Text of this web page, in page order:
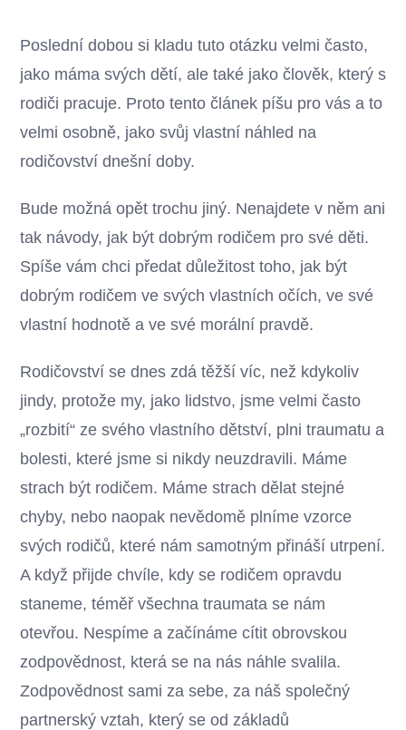
Poslední dobou si kladu tuto otázku velmi často,
jako máma svých dětí, ale také jako člověk, který s
rodiči pracuje. Proto tento článek píšu pro vás a to
velmi osobně, jako svůj vlastní náhled na
rodičovství dnešní doby.
Bude možná opět trochu jiný. Nenajdete v něm ani
tak návody, jak být dobrým rodičem pro své děti.
Spíše vám chci předat důležitost toho, jak být
dobrým rodičem ve svých vlastních očích, ve své
vlastní hodnotě a ve své morální pravdě.
Rodičovství se dnes zdá těžší víc, než kdykoliv
jindy, protože my, jako lidstvo, jsme velmi často
„rozbití“ ze svého vlastního dětství, plni traumatu a
bolesti, které jsme si nikdy neuzdravili. Máme
strach být rodičem. Máme strach dělat stejné
chyby, nebo naopak nevědomě plníme vzorce
svých rodičů, které nám samotným přináší utrpení.
A když přijde chvíle, kdy se rodičem opravdu
staneme, téměř všechna traumata se nám
otevřou. Nespíme a začínáme cítit obrovskou
zodpovědnost, která se na nás náhle svalila.
Zodpovědnost sami za sebe, za náš společný
partnerský vztah, který se od základů